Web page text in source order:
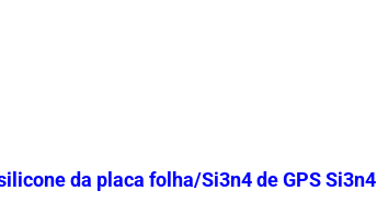
da placa folha/Si3n4 de GPS Si3n4